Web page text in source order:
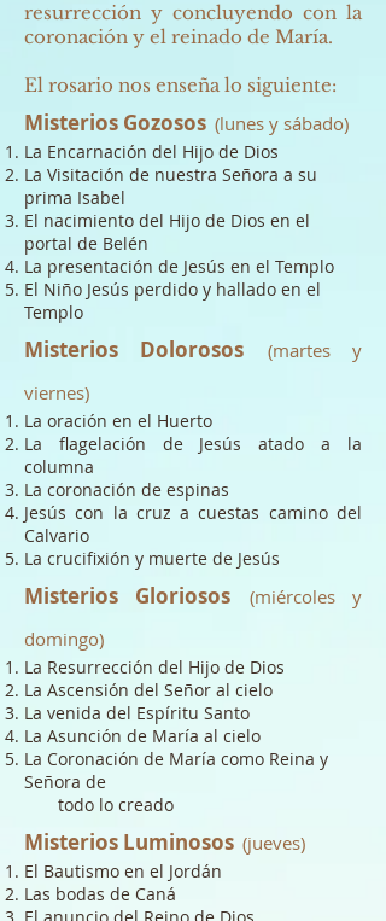
resurrección y concluyendo con la
coronación y el reinado de María.
El rosario nos enseña lo siguiente:
Misterios Gozosos (lunes y sábado)
La Encarnación del Hijo de Dios
La Visitación de nuestra Señora a su
prima Isabel
El nacimiento del Hijo de Dios en el
portal de Belén
La presentación de Jesús en el Templo
El Niño Jesús perdido y hallado en el
Templo
Misterios Dolorosos
(martes y
viernes)
La oración en el Huerto
La flagelación de Jesús atado a la
columna
La coronación de espinas
Jesús con la cruz a cuestas camino del
Calvario
La crucifixión y muerte de Jesús
Misterios Gloriosos
(miércoles y
domingo)
La Resurrección del Hijo de Dios
La Ascensión del Señor al cielo
La venida del Espíritu Santo
La Asunción de María al cielo
La Coronación de María como Reina y
Señora de
todo lo creado
Misterios Luminosos (jueves)
El Bautismo en el Jordán
Las bodas de Caná
El anuncio del Reino de Dios